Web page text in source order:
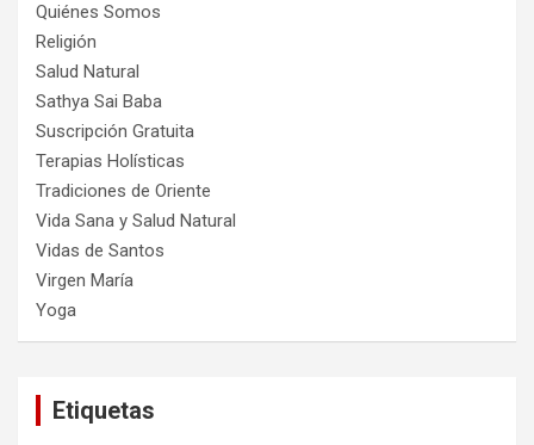
Quiénes Somos
Religión
Salud Natural
Sathya Sai Baba
Suscripción Gratuita
Terapias Holísticas
Tradiciones de Oriente
Vida Sana y Salud Natural
Vidas de Santos
Virgen María
Yoga
Etiquetas